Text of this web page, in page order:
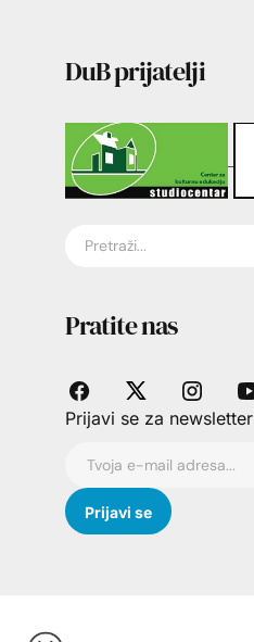
DuB prijatelji
Pratite nas
Prijavi se za newsletter